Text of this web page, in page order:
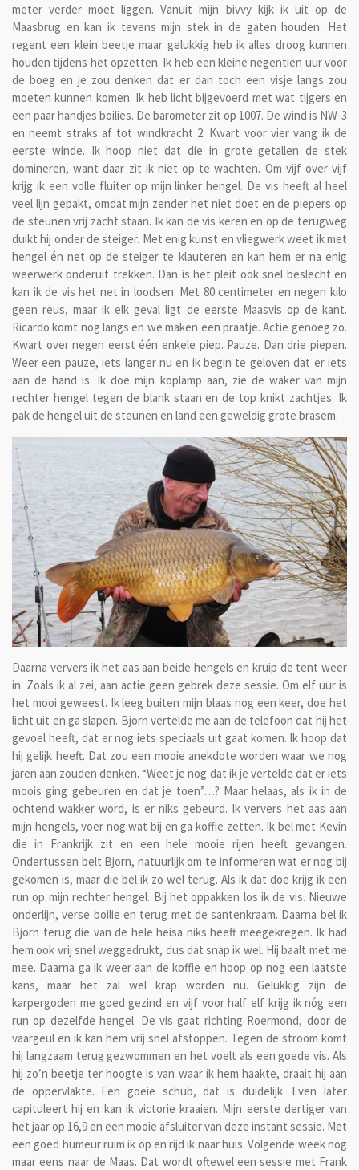
meter verder moet liggen. Vanuit mijn bivvy kijk ik uit op de
Maasbrug en kan ik tevens mijn stek in de gaten houden. Het
regent een klein beetje maar gelukkig heb ik alles droog kunnen
houden tijdens het opzetten. Ik heb een kleine negentien uur voor
de boeg en je zou denken dat er dan toch een visje langs zou
moeten kunnen komen. Ik heb licht bijgevoerd met wat tijgers en
een paar handjes boilies. De barometer zit op 1007. De wind is NW-3
en neemt straks af tot windkracht 2. Kwart voor vier vang ik de
eerste winde. Ik hoop niet dat die in grote getallen de stek
domineren, want daar zit ik niet op te wachten. Om vijf over vijf
krijg ik een volle fluiter op mijn linker hengel. De vis heeft al heel
veel lijn gepakt, omdat mijn zender het niet doet en de piepers op
de steunen vrij zacht staan. Ik kan de vis keren en op de terugweg
duikt hij onder de steiger. Met enig kunst en vliegwerk weet ik met
hengel én net op de steiger te klauteren en kan hem er na enig
weerwerk onderuit trekken. Dan is het pleit ook snel beslecht en
kan ik de vis het net in loodsen. Met 80 centimeter en negen kilo
geen reus, maar ik elk geval ligt de eerste Maasvis op de kant.
Ricardo komt nog langs en we maken een praatje. Actie genoeg zo.
Kwart over negen eerst één enkele piep. Pauze. Dan drie piepen.
Weer een pauze, iets langer nu en ik begin te geloven dat er iets
aan de hand is. Ik doe mijn koplamp aan, zie de waker van mijn
rechter hengel tegen de blank staan en de top knikt zachtjes. Ik
pak de hengel uit de steunen en land een geweldig grote brasem.
Daarna ververs ik het aas aan beide hengels en kruip de tent weer
in. Zoals ik al zei, aan actie geen gebrek deze sessie. Om elf uur is
het mooi geweest. Ik leeg buiten mijn blaas nog een keer, doe het
licht uit en ga slapen. Bjorn vertelde me aan de telefoon dat hij het
gevoel heeft, dat er nog iets speciaals uit gaat komen. Ik hoop dat
hij gelijk heeft. Dat zou een mooie anekdote worden waar we nog
jaren aan zouden denken. “Weet je nog dat ik je vertelde dat er iets
moois ging gebeuren en dat je toen”…? Maar helaas, als ik in de
ochtend wakker word, is er niks gebeurd. Ik ververs het aas aan
mijn hengels, voer nog wat bij en ga koffie zetten. Ik bel met Kevin
die in Frankrijk zit en een hele mooie rijen heeft gevangen.
Ondertussen belt Bjorn, natuurlijk om te informeren wat er nog bij
gekomen is, maar die bel ik zo wel terug. Als ik dat doe krijg ik een
run op mijn rechter hengel. Bij het oppakken los ik de vis. Nieuwe
onderlijn, verse boilie en terug met de santenkraam. Daarna bel ik
Bjorn terug die van de hele heisa niks heeft meegekregen. Ik had
hem ook vrij snel weggedrukt, dus dat snap ik wel. Hij baalt met me
mee. Daarna ga ik weer aan de koffie en hoop op nog een laatste
kans, maar het zal wel krap worden nu. Gelukkig zijn de
karpergoden me goed gezind en vijf voor half elf krijg ik nóg een
run op dezelfde hengel. De vis gaat richting Roermond, door de
vaargeul en ik kan hem vrij snel afstoppen. Tegen de stroom komt
hij langzaam terug gezwommen en het voelt als een goede vis. Als
hij zo’n beetje ter hoogte is van waar ik hem haakte, draait hij aan
de oppervlakte. Een goeie schub, dat is duidelijk. Even later
capituleert hij en kan ik victorie kraaien. Mijn eerste dertiger van
het jaar op 16,9 en een mooie afsluiter van deze instant sessie. Met
een goed humeur ruim ik op en rijd ik naar huis. Volgende week nog
maar eens naar de Maas. Dat wordt oftewel een sessie met Frank